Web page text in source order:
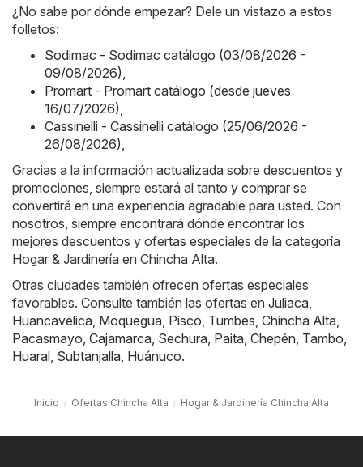
¿No sabe por dónde empezar? Dele un vistazo a estos
folletos:
Sodimac - Sodimac catálogo (03/08/2026 -
09/08/2026)
Promart - Promart catálogo (desde jueves
16/07/2026)
Cassinelli - Cassinelli catálogo (25/06/2026 -
26/08/2026)
Gracias a la información actualizada sobre descuentos y
promociones, siempre estará al tanto y comprar se
convertirá en una experiencia agradable para usted. Con
nosotros, siempre encontrará dónde encontrar los
mejores descuentos y ofertas especiales de la categoría
Hogar & Jardinería en Chincha Alta.
Otras ciudades también ofrecen ofertas especiales
favorables. Consulte también las ofertas en Juliaca
Huancavelica Moquegua Pisco Tumbes Chincha Alta
Pacasmayo Cajamarca Sechura Paita Chepén Tambo
Huaral Subtanjalla Huánuco.
Inicio Ofertas Chincha Alta Hogar & Jardinería Chincha Alta